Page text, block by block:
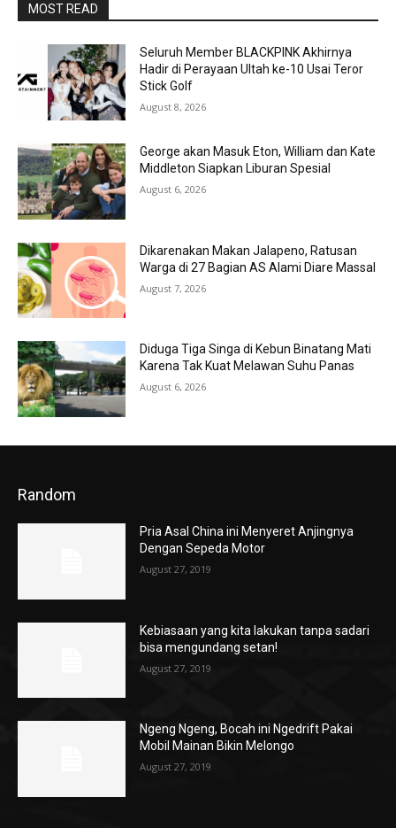
MOST READ
Seluruh Member BLACKPINK Akhirnya
Hadir di Perayaan Ultah ke-10 Usai Teror
Stick Golf
August 8, 2026
George akan Masuk Eton, William dan Kate
Middleton Siapkan Liburan Spesial
August 6, 2026
Dikarenakan Makan Jalapeno, Ratusan
Warga di 27 Bagian AS Alami Diare Massal
August 7, 2026
Diduga Tiga Singa di Kebun Binatang Mati
Karena Tak Kuat Melawan Suhu Panas
August 6, 2026
Random
Pria Asal China ini Menyeret Anjingnya
Dengan Sepeda Motor
August 27, 2019
Kebiasaan yang kita lakukan tanpa sadari
bisa mengundang setan!
August 27, 2019
Ngeng Ngeng, Bocah ini Ngedrift Pakai
Mobil Mainan Bikin Melongo
August 27, 2019